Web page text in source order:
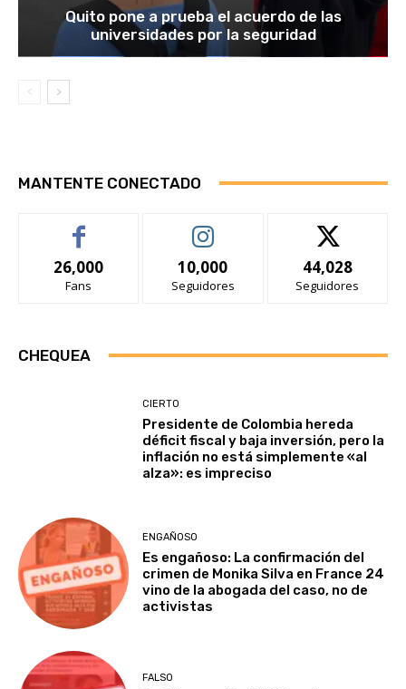
Quito pone a prueba el acuerdo de las
universidades por la seguridad
MANTENTE CONECTADO
26,000
Fans
10,000
Seguidores
44,028
Seguidores
CHEQUEA
CIERTO
Presidente de Colombia hereda
déficit fiscal y baja inversión, pero la
inflación no está simplemente «al
alza»: es impreciso
ENGAÑOSO
Es engañoso: La confirmación del
crimen de Monika Silva en France 24
vino de la abogada del caso, no de
activistas
FALSO